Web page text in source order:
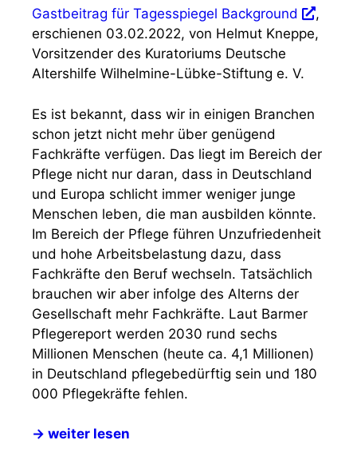
Gastbeitrag für Tagesspiegel Background
,
erschienen 03.02.2022, von Helmut Kneppe,
Vorsitzender des Kuratoriums Deutsche
Altershilfe Wilhelmine-Lübke-Stiftung e. V.
Es ist bekannt, dass wir in einigen Branchen
schon jetzt nicht mehr über genügend
Fachkräfte verfügen. Das liegt im Bereich der
Pflege nicht nur daran, dass in Deutschland
und Europa schlicht immer weniger junge
Menschen leben, die man ausbilden könnte.
Im Bereich der Pflege führen Unzufriedenheit
und hohe Arbeitsbelastung dazu, dass
Fachkräfte den Beruf wechseln. Tatsächlich
brauchen wir aber infolge des Alterns der
Gesellschaft mehr Fachkräfte. Laut Barmer
Pflegereport werden 2030 rund sechs
Millionen Menschen (heute ca. 4,1 Millionen)
in Deutschland pflegebedürftig sein und 180
000 Pflegekräfte fehlen.
→ weiter lesen